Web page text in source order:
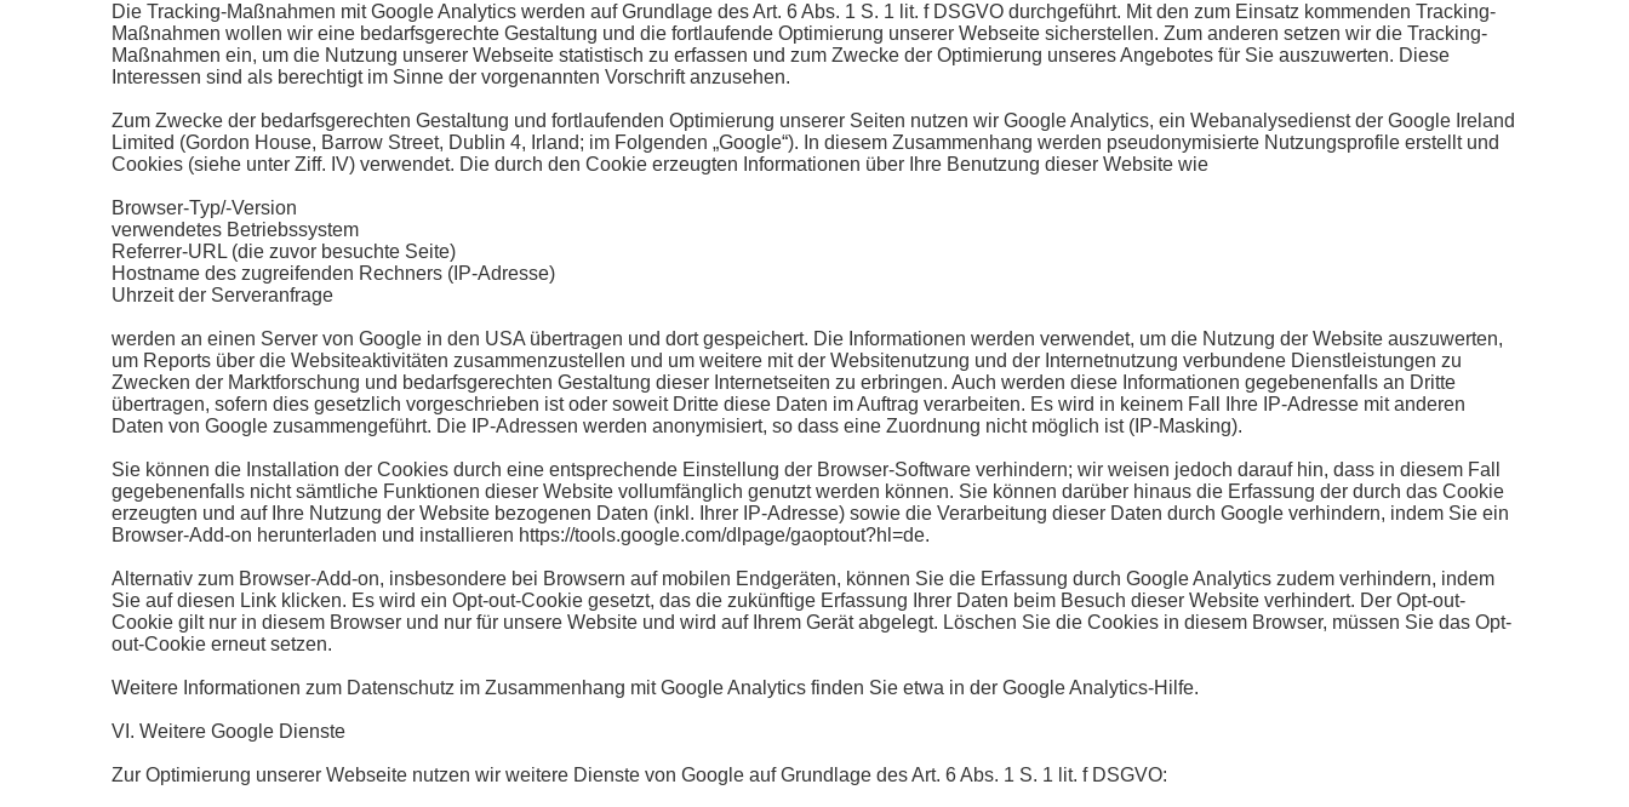
Die Tracking-Maßnahmen mit Google Analytics werden auf Grundlage des Art. 6 Abs. 1 S. 1 lit. f DSGVO durchgeführt. Mit den zum Einsatz kommenden Tracking-
Maßnahmen wollen wir eine bedarfsgerechte Gestaltung und die fortlaufende Optimierung unserer Webseite sicherstellen. Zum anderen setzen wir die Tracking-
Maßnahmen ein, um die Nutzung unserer Webseite statistisch zu erfassen und zum Zwecke der Optimierung unseres Angebotes für Sie auszuwerten. Diese
Interessen sind als berechtigt im Sinne der vorgenannten Vorschrift anzusehen.
Zum Zwecke der bedarfsgerechten Gestaltung und fortlaufenden Optimierung unserer Seiten nutzen wir Google Analytics, ein Webanalysedienst der Google Ireland
Limited (Gordon House, Barrow Street, Dublin 4, Irland; im Folgenden „Google“). In diesem Zusammenhang werden pseudonymisierte Nutzungsprofile erstellt und
Cookies (siehe unter Ziff. IV) verwendet. Die durch den Cookie erzeugten Informationen über Ihre Benutzung dieser Website wie
Browser-Typ/-Version
verwendetes Betriebssystem
Referrer-URL (die zuvor besuchte Seite)
Hostname des zugreifenden Rechners (IP-Adresse)
Uhrzeit der Serveranfrage
werden an einen Server von Google in den USA übertragen und dort gespeichert. Die Informationen werden verwendet, um die Nutzung der Website auszuwerten,
um Reports über die Websiteaktivitäten zusammenzustellen und um weitere mit der Websitenutzung und der Internetnutzung verbundene Dienstleistungen zu
Zwecken der Marktforschung und bedarfsgerechten Gestaltung dieser Internetseiten zu erbringen. Auch werden diese Informationen gegebenenfalls an Dritte
übertragen, sofern dies gesetzlich vorgeschrieben ist oder soweit Dritte diese Daten im Auftrag verarbeiten. Es wird in keinem Fall Ihre IP-Adresse mit anderen
Daten von Google zusammengeführt. Die IP-Adressen werden anonymisiert, so dass eine Zuordnung nicht möglich ist (IP-Masking).
Sie können die Installation der Cookies durch eine entsprechende Einstellung der Browser-Software verhindern; wir weisen jedoch darauf hin, dass in diesem Fall
gegebenenfalls nicht sämtliche Funktionen dieser Website vollumfänglich genutzt werden können. Sie können darüber hinaus die Erfassung der durch das Cookie
erzeugten und auf Ihre Nutzung der Website bezogenen Daten (inkl. Ihrer IP-Adresse) sowie die Verarbeitung dieser Daten durch Google verhindern, indem Sie ein
Browser-Add-on herunterladen und installieren https://tools.google.com/dlpage/gaoptout?hl=de.
Alternativ zum Browser-Add-on, insbesondere bei Browsern auf mobilen Endgeräten, können Sie die Erfassung durch Google Analytics zudem verhindern, indem
Sie auf diesen Link klicken. Es wird ein Opt-out-Cookie gesetzt, das die zukünftige Erfassung Ihrer Daten beim Besuch dieser Website verhindert. Der Opt-out-
Cookie gilt nur in diesem Browser und nur für unsere Website und wird auf Ihrem Gerät abgelegt. Löschen Sie die Cookies in diesem Browser, müssen Sie das Opt-
out-Cookie erneut setzen.
Weitere Informationen zum Datenschutz im Zusammenhang mit Google Analytics finden Sie etwa in der Google Analytics-Hilfe.
VI. Weitere Google Dienste
Zur Optimierung unserer Webseite nutzen wir weitere Dienste von Google auf Grundlage des Art. 6 Abs. 1 S. 1 lit. f DSGVO: